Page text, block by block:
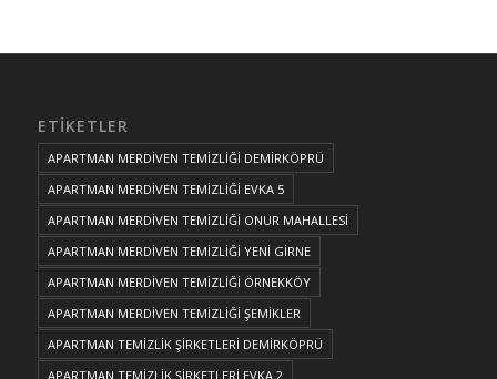
ETIKETLER
APARTMAN MERDİVEN TEMİZLİĞİ DEMİRKÖPRÜ
APARTMAN MERDİVEN TEMİZLİĞİ EVKA 5
APARTMAN MERDİVEN TEMİZLİĞİ ONUR MAHALLESİ
APARTMAN MERDİVEN TEMİZLİĞİ YENİ GİRNE
APARTMAN MERDİVEN TEMİZLİĞİ ÖRNEKKÖY
APARTMAN MERDİVEN TEMİZLİĞİ ŞEMİKLER
APARTMAN TEMİZLİK ŞİRKETLERİ DEMİRKÖPRÜ
APARTMAN TEMİZLİK ŞİRKETLERİ EVKA 2